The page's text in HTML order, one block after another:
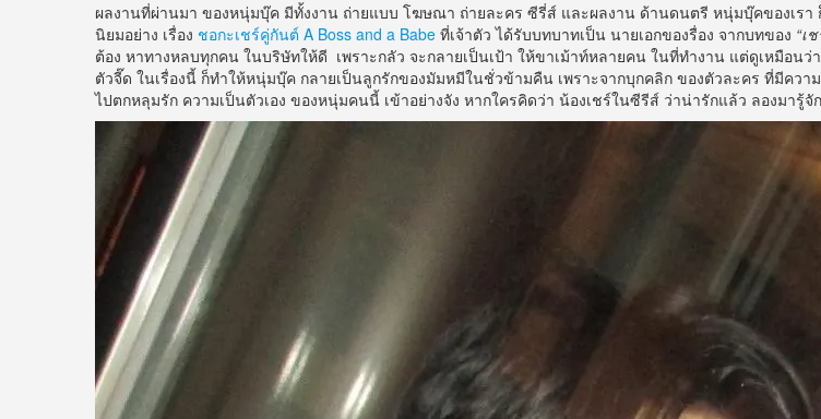
ผลงานที่ผ่านมา ของหนุ่มบุ๊ค มีทั้งงาน ถ่ายแบบ โฆษณา ถ่ายละคร ซีรี่ส์ และผลงาน ด้านดนตรี หนุ่มบุ๊คของเรา
นิยมอย่าง เรื่อง ชอกะเชร์คู่กันต์ A Boss and a Babe ที่เจ้าตัว ได้รับบทบาทเป็น นายเอกของรื่อง จากบทของ “เ
ต้อง หาทางหลบทุกคน ในบริษัทให้ดี เพราะกลัว จะกลายเป็นเป้า ให้ขาเม้าท์หลายคน ในที่ทำงาน แต่ดูเหมือน
ตัวจี๊ด ในเรื่องนี้ ก็ทำให้หนุ่มบุ๊ค กลายเป็นลูกรักของมัมหมีในชั่วข้ามคืน เพราะจากบุกคลิก ของตัวละคร ที่มีค
ไปตกหลุมรัก ความเป็นตัวเอง ของหนุ่มคนนี้ เข้าอย่างจัง หากใครคิดว่า น้องเชร์ในซีรีส์ ว่าน่ารักแล้ว ลองมารู้